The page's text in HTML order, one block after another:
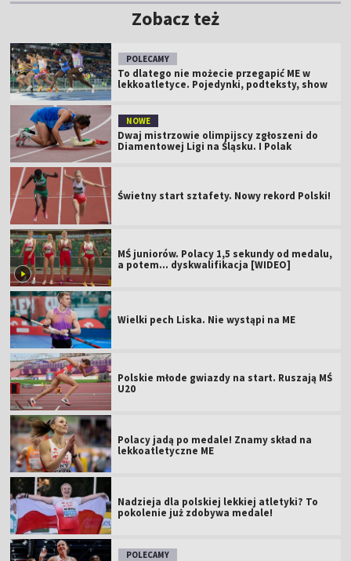
Zobacz też
POLECAMY
To dlatego nie możecie przegapić ME w
lekkoatletyce. Pojedynki, podteksty, show
NOWE
Dwaj mistrzowie olimpijscy zgłoszeni do
Diamentowej Ligi na Śląsku. I Polak
Świetny start sztafety. Nowy rekord Polski!
MŚ juniorów. Polacy 1,5 sekundy od medalu,
a potem... dyskwalifikacja [WIDEO]
Wielki pech Liska. Nie wystąpi na ME
Polskie młode gwiazdy na start. Ruszają MŚ
U20
Polacy jadą po medale! Znamy skład na
lekkoatletyczne ME
Nadzieja dla polskiej lekkiej atletyki? To
pokolenie już zdobywa medale!
POLECAMY